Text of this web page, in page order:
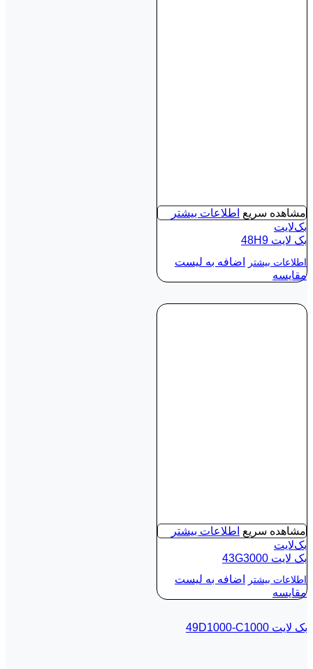
مشاهده سریع اطلاعات بیشتر
بک‌لایت
بک لايت 48H9
اطلاعات بیشتر
اضافه به لیست
مقایسه
مشاهده سریع اطلاعات بیشتر
بک‌لایت
بک لايت 43G3000
اطلاعات بیشتر
اضافه به لیست
مقایسه
بک لايت 49D1000-C1000